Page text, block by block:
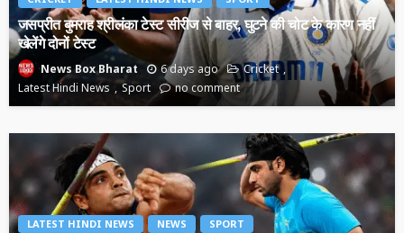
जसप्रीत बुमराह श्रीलंका टेस्ट सीरीज से बाहर, घुटने की चोट के कारण नहीं
खेलेंगे दोनों टेस्ट
News Box Bharat 6 days ago
Cricket
Latest Hindi News
Sport no comment
LATEST HINDI NEWS NEWS SPORT